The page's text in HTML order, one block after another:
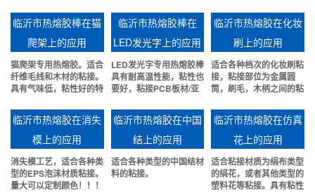
临沂市热熔胶棒在猫
爬架上的应用
猫爬架专用热熔胶。适合
纤维毛线和木材的粘接。
具有气味低，粘性好的特
临沂市热熔胶棒在
LED发光字上的应用
LED发光字专用热熔胶棒
具有耐高温性能，粘性也
要好，粘接PCB板材/亚
临沂市热熔胶在化妆
刷上的应用
适合各种档次的化妆刷粘
接，粘接部位为金属圆
筒，刷毛，木柄之间的粘
临沂市热熔胶在消失
模上的应用
消失模工艺，适合各种类
型的EPS泡沫材质粘接。
量大可以定制颜色！！！
临沂市热熔胶在中国
结上的应用
适合各种类型的中国结材
料的粘接。
临沂市热熔胶在仿真
花上的应用
适合粘接材质为绢布类型
的绢花，或者其他类型的
塑料花等粘接。具有粘性